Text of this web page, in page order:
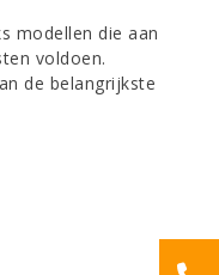
modellen die aan
voldoen.
de belangrijkste